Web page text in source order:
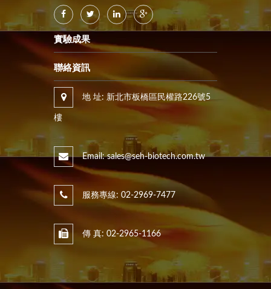
實驗成果
聯絡資訊
地 址: 新北市板橋區民權路226號5
樓
Email: sales@seh-biotech.com.tw
服務專線: 02-2969-7477
傳 真: 02-2965-1166